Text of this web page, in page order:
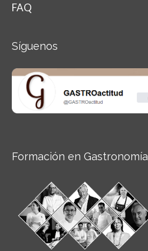
FAQ
Síguenos
Formación en Gastronomía